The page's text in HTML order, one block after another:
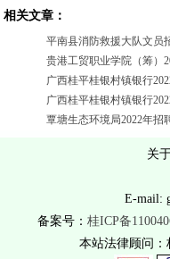
相关文章：
平南县消防救援大队文员
贵港工贸职业学院（筹）
广西桂平桂银村镇银行
广西桂平桂银村镇银行
覃塘生态环境局2022年招
关
E-mail:
备案号： 桂ICP备
本站法律顾问